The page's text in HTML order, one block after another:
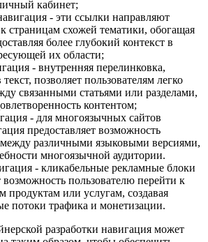
кабинет;
- эти ссылки направляют
к страницам схожей тематики, обогащая
более глубокий контекст в
их области;
- внутренняя перелинковка,
позволяет пользователям легко
связанными статьями или разделами,
контентом;
- для многоязычных сайтов
предоставляет возможность
различными языковыми версиями,
многоязычной аудитории.
- кликабельные рекламные блоки
возможность пользователю перейти к
продуктам или услугам, создавая
потоки трафика и монетизации.
разработки навигация может